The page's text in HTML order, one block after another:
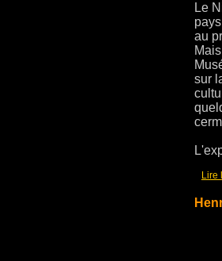
Le
au
sur
Lire